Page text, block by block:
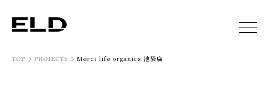
TOP PROJECTS Merci life organics 池袋店